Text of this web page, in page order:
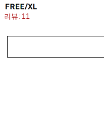
리뷰: 11